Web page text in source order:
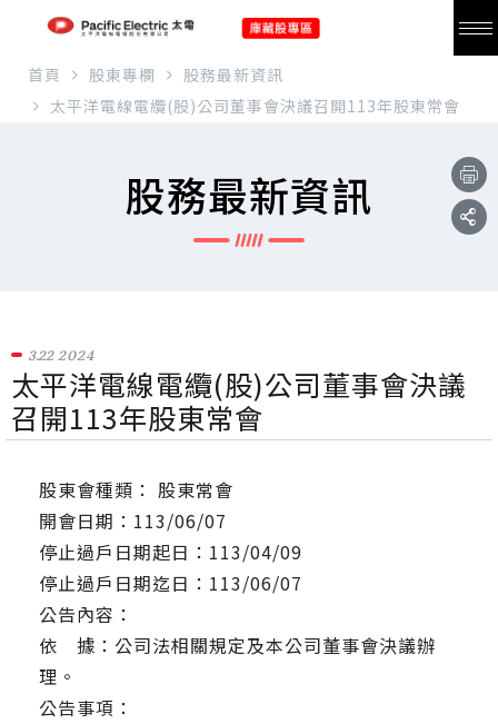
首頁 股東專欄
股務最新資訊
太平洋電線電纜(股)公司董事會決議召開113年股東常會
股務最新資訊
3.22 2024
太平洋電線電纜(股)公司董事會決議
召開113年股東常會
股東會種類： 股東常會
開會日期：113/06/07
停止過戶日期起日：113/04/09
停止過戶日期迄日：113/06/07
公告內容：
依 據：公司法相關規定及本公司董事會決議辦
理。
公告事項：